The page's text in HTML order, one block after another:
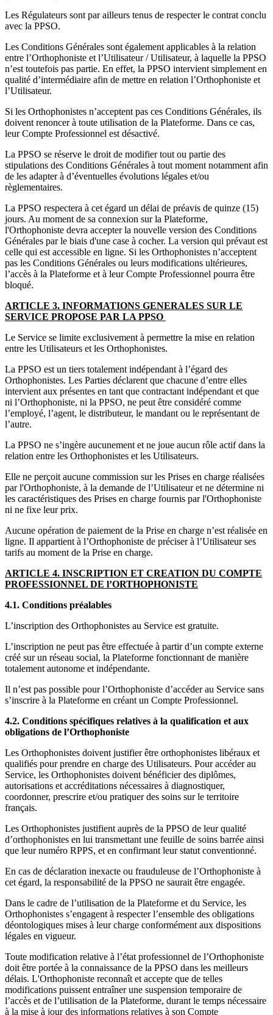
Les Régulateurs sont par ailleurs tenus de respecter le contrat conclu
avec la PPSO.
Les Conditions Générales sont également applicables à la relation
entre l’Orthophoniste et l’Utilisateur / Utilisateur, à laquelle la PPSO
n’est toutefois pas partie. En effet, la PPSO intervient simplement en
qualité d’intermédiaire afin de mettre en relation l’Orthophoniste et
l’Utilisateur.
Si les Orthophonistes n’acceptent pas ces Conditions Générales, ils
doivent renoncer à toute utilisation de la Plateforme. Dans ce cas,
leur Compte Professionnel est désactivé.
La PPSO se réserve le droit de modifier tout ou partie des
stipulations des Conditions Générales à tout moment notamment afin
de les adapter à d’éventuelles évolutions légales et/ou
règlementaires.
La PPSO respectera à cet égard un délai de préavis de quinze (15)
jours. Au moment de sa connexion sur la Plateforme,
l'Orthophoniste devra accepter la nouvelle version des Conditions
Générales par le biais d'une case à cocher. La version qui prévaut est
celle qui est accessible en ligne. Si les Orthophonistes n’acceptent
pas les Conditions Générales ou leurs modifications ultérieures,
l’accès à la Plateforme et à leur Compte Professionnel pourra être
bloqué.
ARTICLE 3. INFORMATIONS GENERALES SUR LE
SERVICE PROPOSE PAR LA PPSO
Le Service se limite exclusivement à permettre la mise en relation
entre les Utilisateurs et les Orthophonistes.
La PPSO est un tiers totalement indépendant à l’égard des
Orthophonistes. Les Parties déclarent que chacune d’entre elles
intervient aux présentes en tant que contractant indépendant et que
ni l’Orthophoniste, ni la PPSO, ne peut être considéré comme
l’employé, l’agent, le distributeur, le mandant ou le représentant de
l’autre.
La PPSO ne s’ingère aucunement et ne joue aucun rôle actif dans la
relation entre les Orthophonistes et les Utilisateurs.
Elle ne perçoit aucune commission sur les Prises en charge réalisées
par l'Orthophoniste, à la demande de l’Utilisateur et ne détermine ni
les caractéristiques des Prises en charge fournis par l'Orthophoniste
ni ne fixe leur prix.
Aucune opération de paiement de la Prise en charge n’est réalisée en
ligne. Il appartient à l’Orthophoniste de préciser à l’Utilisateur ses
tarifs au moment de la Prise en charge.
ARTICLE 4. INSCRIPTION ET CREATION DU COMPTE
PROFESSIONNEL DE l’ORTHOPHONISTE
4.1. Conditions préalables
L’inscription des Orthophonistes au Service est gratuite.
L’inscription ne peut pas être effectuée à partir d’un compte externe
créé sur un réseau social, la Plateforme fonctionnant de manière
totalement autonome et indépendante.
Il n’est pas possible pour l’Orthophoniste d’accéder au Service sans
s’inscrire à la Plateforme en créant un Compte Professionnel.
4.2. Conditions spécifiques relatives à la qualification et aux
obligations de l’Orthophoniste
Les Orthophonistes doivent justifier être orthophonistes libéraux et
qualifiés pour prendre en charge des Utilisateurs. Pour accéder au
Service, les Orthophonistes doivent bénéficier des diplômes,
autorisations et accréditations nécessaires à diagnostiquer,
coordonner, prescrire et/ou pratiquer des soins sur le territoire
français.
Les Orthophonistes justifient auprès de la PPSO de leur qualité
d’orthophonistes en lui transmettant une feuille de soins barrée ainsi
que leur numéro RPPS, et en confirmant leur statut conventionné.
En cas de déclaration inexacte ou frauduleuse de l’Orthophoniste à
cet égard, la responsabilité de la PPSO ne saurait être engagée.
Dans le cadre de l’utilisation de la Plateforme et du Service, les
Orthophonistes s’engagent à respecter l’ensemble des obligations
déontologiques mises à leur charge conformément aux dispositions
légales en vigueur.
Toute modification relative à l’état professionnel de l’Orthophoniste
doit être portée à la connaissance de la PPSO dans les meilleurs
délais. L'Orthophoniste reconnaît et accepte que de telles
modifications puissent entraîner une suspension temporaire de
l’accès et de l’utilisation de la Plateforme, durant le temps nécessaire
à la mise à jour des informations relatives à son Compte